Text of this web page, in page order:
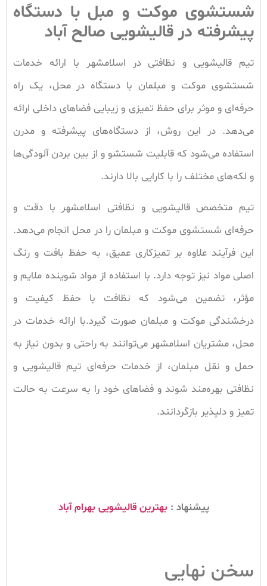
شستشوی موکت و مبل با دستگاه
پیشرفته در قالیشویی صالح آباد
تیم قالیشویی و نظافتی در اسلامشهر با ارائه خدمات
شستشوی موکت و مبلمان با دستگاه در محل، یک راه
حرفه‌ای و موثر برای حفظ تمیزی و زیبایی فضاهای داخلی ارائه
می‌دهد. در این روش، از دستگاه‌های پیشرفته و مدرن
استفاده می‌شود که قابلیت شستشو و از بین بردن آلودگی‌ها
و لکه‌های مختلف را با کارایی بالا دارند.
تیم متخصص قالیشویی و نظافتی اسلامشهر با دقت و
حرفه‌ای شستشوی موکت و مبلمان را در محل انجام می‌دهد.
این فرآیند علاوه بر تمیزکاری عمیق، به حفظ بافت و رنگ
اصلی مواد نیز توجه دارد. با استفاده از مواد شوینده ملایم و
مؤثر، تضمین می‌شود که نظافت با حفظ کیفیت و
درخشندگی موکت و مبلمان صورت گیرد.با ارائه خدمات در
محل، مشتریان اسلامشهر می‌توانند به راحتی و بدون نیاز به
حمل و نقل مبلمان، از خدمات حرفه‌ای تیم قالیشویی و
نظافتی بهره‌مند شوند و فضاهای خود را به سرعت به حالت
تمیز و دلپذیر بازگردانند.
پیشنهاد : بهترین قالیشویی بهرام آباد
سخن نهایی